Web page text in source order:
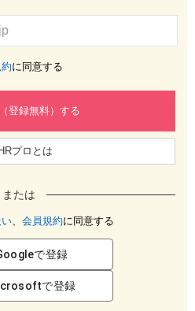
に同意する
登録無料）する
HRプロとは
または
、 会員規約に同意する
で登録
で登録